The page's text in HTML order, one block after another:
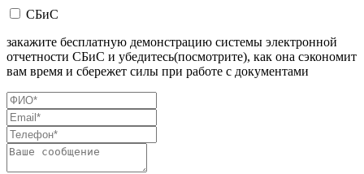
СБиС
закажите бесплатную демонстрацию системы электронной
отчетности СБиС и убедитесь(посмотрите), как она сэкономит
вам время и сбережет силы при работе с документами